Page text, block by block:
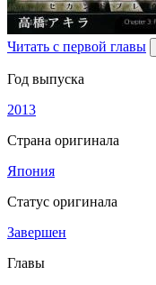
Читать с первой главы
Год выпуска
2013
Страна оригинала
Япония
Статус оригинала
Завершен
Главы